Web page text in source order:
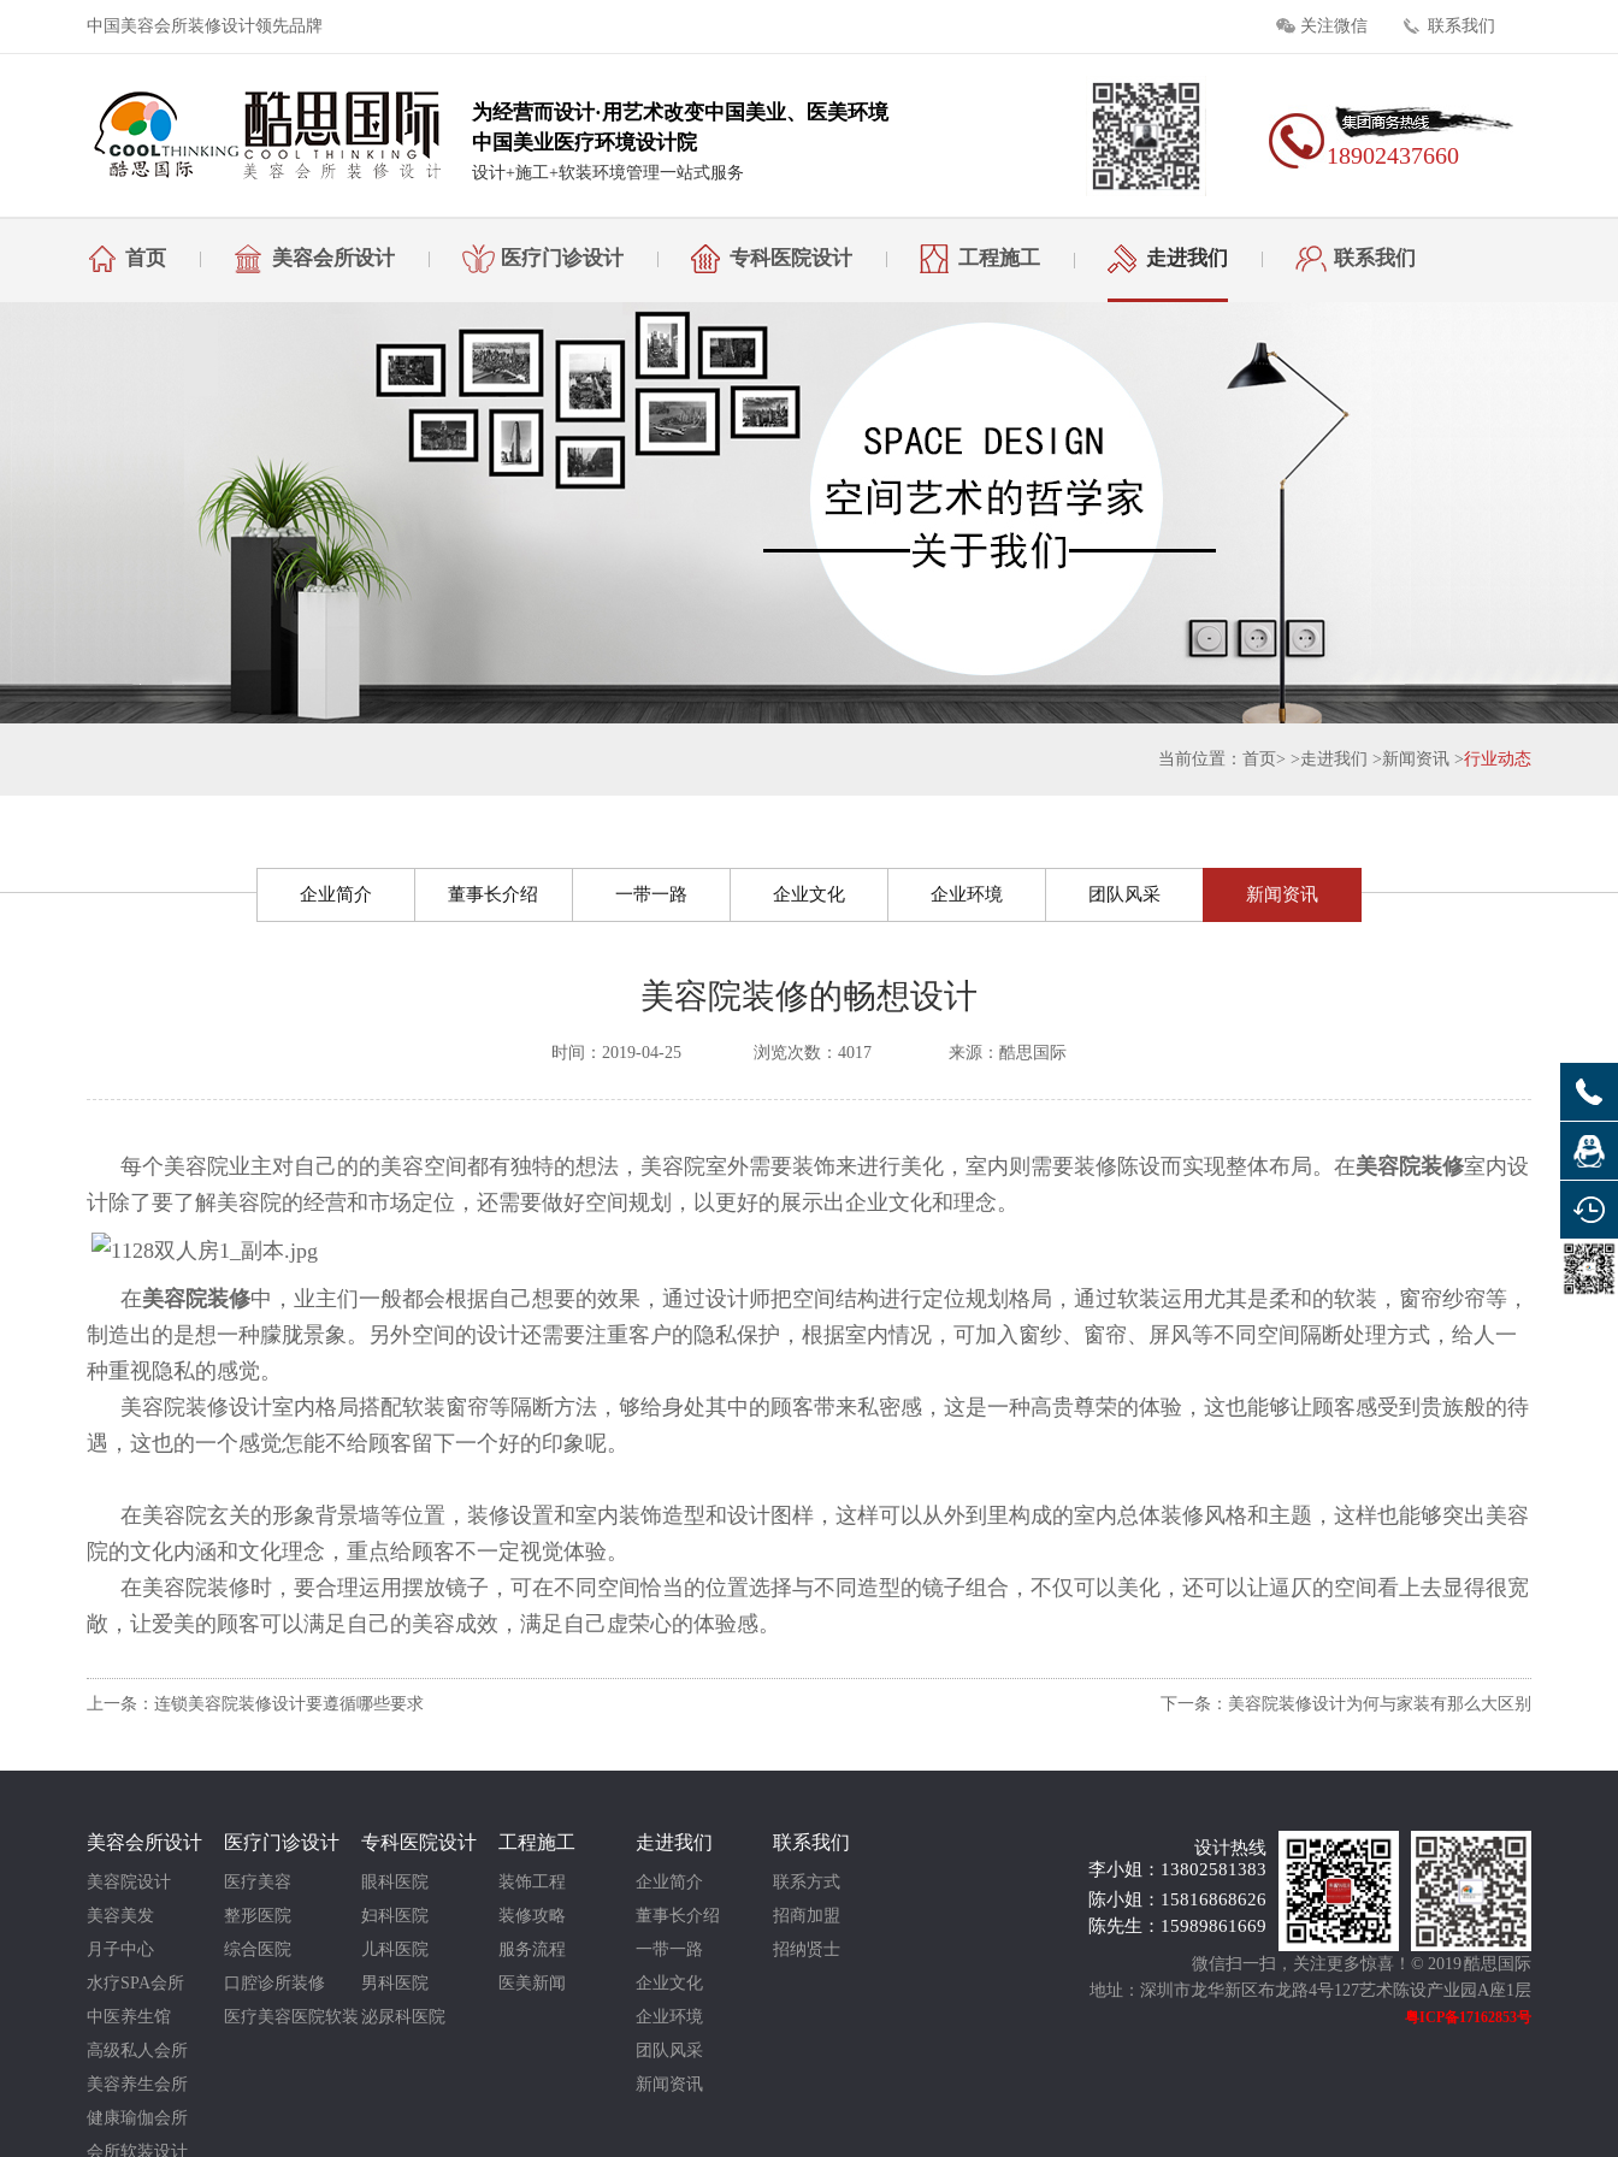
中国美容会所装修设计领先品牌 关注微信 联系我们
为经营而设计·用艺术改变中国美业、医美环境
中国美业医疗环境设计院
设计+施工+软装环境管理一站式服务
18902437660
首页 美容会所设计 医疗门诊设计 专科医院设计 工程施工 走进我们 联系我们
当前位置： 首页 > >走进我们 >新闻资讯 >行业动态
企业简介 董事长介绍 一带一路 企业文化 企业环境 团队风采 新闻资讯
美容院装修的畅想设计
时间：2019-04-25 浏览次数：4017 来源：酷思国际
每个美容院业主对自己的的美容空间都有独特的想法，美容院室外需要装饰来进行美化，室内则需要装修陈设而实现整体布局。 在美容院装修室内设
计除了要了解美容院的经营和市场定位，还需要做好空间规划，以更好的展示出企业文化和理念。
在美容院装修中，业主们一般都会根据自己想要的效果，通过设计师把空间结构进行定位规划格局，通过软装运用尤其是柔和的软装，窗帘纱帘等，
制造出的是想一种朦胧景象。另外空间的设计还需要注重客户的隐私保护，根据室内情况，可加入窗纱、窗帘、屏风等不同空间隔断处理方式，给人一
种重视隐私的感觉。
美容院装修设计室内格局搭配软装窗帘等隔断方法，够给身处其中的顾客带来私密感，这是一种高贵尊荣的体验，这也能够让顾客感受到贵族般的待
遇，这也的一个感觉怎能不给顾客留下一个好的印象呢。
在美容院玄关的形象背景墙等位置，装修设置和室内装饰造型和设计图样，这样可以从外到里构成的室内总体装修风格和主题，这样也能够突出美容
院的文化内涵和文化理念，重点给顾客不一定视觉体验。
在美容院装修时，要合理运用摆放镜子，可在不同空间恰当的位置选择与不同造型的镜子组合，不仅可以美化，还可以让逼仄的空间看上去显得很宽
敞，让爱美的顾客可以满足自己的美容成效，满足自己虚荣心的体验感。
上一条：连锁美容院装修设计要遵循哪些要求 下一条：美容院装修设计为何与家装有那么大区别
美容会所设计
美容院设计
美容美发
月子中心
水疗SPA会所
中医养生馆
高级私人会所
美容养生会所
健康瑜伽会所
会所软装设计
医疗门诊设计
医疗美容
整形医院
综合医院
口腔诊所装修
医疗美容医院软装
专科医院设计
眼科医院
妇科医院
儿科医院
男科医院
泌尿科医院
工程施工
装饰工程
装修攻略
服务流程
医美新闻
走进我们
企业简介
董事长介绍
一带一路
企业文化
企业环境
团队风采
新闻资讯
联系我们
联系方式
招商加盟
招纳贤士
设计热线
李小姐：13802581383
陈小姐：15816868626
陈先生：15989861669
微信扫一扫，关注更多惊喜！ © 2019 酷思国际
地址：深圳市龙华新区布龙路4号127艺术陈设产业园A座1层
粤ICP备17162853号